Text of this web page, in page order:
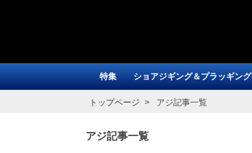
特集 ショアジギング＆プラッギング
トップページ アジ記事一覧
アジ記事一覧